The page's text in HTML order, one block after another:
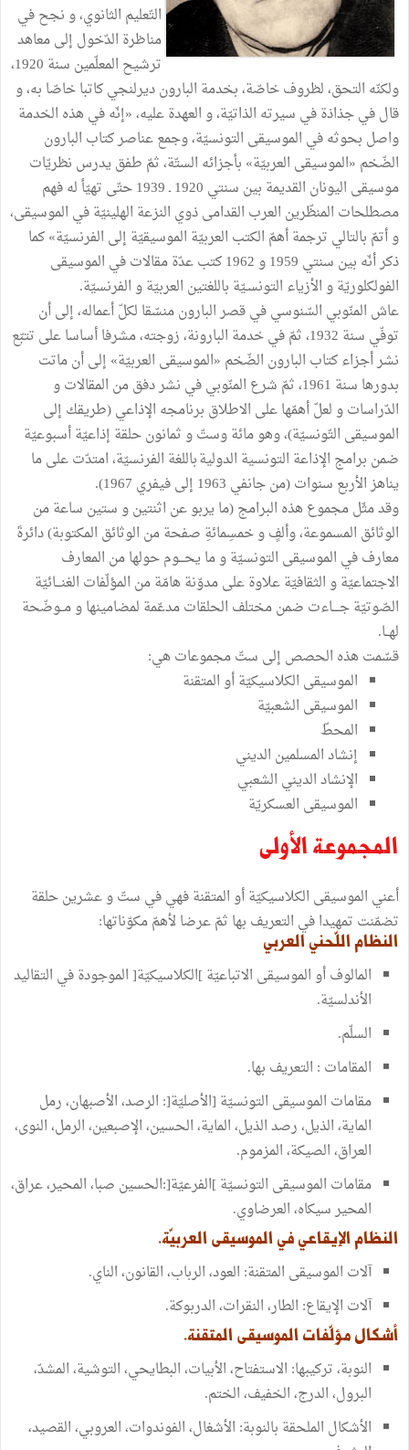
التّعليم الثانوي، و نجح في
مناظرة الدّخول إلى معاهد
ترشيح المعلّمين سنة 1920،
ولكنّه التحق، لظروف خاصّة، بخدمة البارون ديرلنجي كاتبا خاصّا به، و
قال في جذاذة في سيرته الذاتيّة، و العهدة عليه، «إنّه في هذه الخدمة
واصل بحوثه في الموسيقى التونسيّة، وجمع عناصر كتاب البارون
الضّخم «الموسيقى العربيّة» بأجزائه الستّة، ثمّ طفق يدرس نظريّات
موسيقى اليونان القديمة بين سنتي 1920 ـ 1939 حتّى تهيّأ له فهم
مصطلحات المنظّرين العرب القدامى ذوي النزعة الهلينيّة في الموسيقى،
و أتمّ بالتالي ترجمة أهمّ الكتب العربيّة الموسيقيّة إلى الفرنسيّة» كما
ذكر أنّه بين سنتي 1959 و 1962 كتب عدّة مقالات في الموسيقى
الفولكلوريّة و الأزياء التونسـيّة باللغتين العربيّة و الفرنسيّة.
عاش المنّوبي السّنوسي في قصر البارون منسّقا لكلّ أعماله، إلى أن
توفّي سنة 1932، ثمّ في خدمة البارونة، زوجته، مشرفا أساسا على تتبّع
نشر أجزاء كتاب البارون الضّخم «الموسيقى العربيّة» إلى أن ماتت
بدورها سنة 1961، ثمّ شرع المنّوبي في نشر دفق من المقالات و
الدّراسات و لعلّ أهمّها على الاطلاق برنامجه الإذاعي (طريقك إلى
الموسيقى التّونسيّة)، وهو مائة وستّ و ثمانون حلقة إذاعيّة أسبوعيّة
ضمن برامج الإذاعة التونسية الدولية باللغة الفرنسيّة، امتدّت على ما
يناهز الأربع سنوات (من جانفي 1963 إلى فيفري 1967).
وقد مثّل مجموع هذه البرامج (ما يربو عن اثنتين و ستين ساعة من
الوثائق المسموعة، وألفٍ و خمسِمائةِ صفحة من الوثائق المكتوبة) دائرةَ
معارف في الموسيقى التونسيّة و ما يحـــوم حولها من المعارف
الاجتماعيّة و الثقافيّة علاوة على مدوّنة هامّة من المؤلّفات الغنـــائيّة
الصّوتيّة جــــاءت ضمن مختلف الحلقات مدعّمة لمضامينها و مــوضّحة
لهــا.
قسّمت هذه الحصص إلى ستّ مجموعات هي:
الموسيقى الكلاسيكيّة أو المتقنة
الموسيقى الشعبيّة
المحطّ
إنشاد المسلمين الديني
الإنشاد الديني الشعبي
الموسيقى العسكريّة
المجموعة الأولى
أعني الموسيقى الكلاسيكيّة أو المتقنة فهي في ستّ و عشرين حلقة
تضمّنت تمهيدا في التعريف بها ثمّ عرضا لأهمّ مكوّناتها:
النظام اللّحني العربي
المالوف أو الموسيقى الاتباعيّة ]الكلاسيكيّة[ الموجودة في التقاليد
الأندلسيّة.
السلّم.
المقامات : التعريف بها.
مقامات الموسيقى التونسيّة [الأصليّة[: الرصد، الأصبهان، رمل
الماية، الذيل، رصد الذيل، الماية، الحسين، الإصبعين، الرمل، النوى،
العراق، الصيكة، المزموم.
مقامات الموسيقى التونسيّة ]الفرعيّة[:الحسين صبا، المحير، عراق،
المحير سيكاه، العرضاوي.
النظام الإيقاعي في الموسيقى العربيّة.
آلات الموسيقى المتقنة: العود، الرباب، القانون، الناي.
آلات الإيقاع: الطار، النقرات، الدربوكة.
أشكال مؤلّفات الموسيقى المتقنة.
النوبة، تركيبها: الاستفتاح، الأبيات، البطايحي، التوشية، المشدّ،
البرول، الدرج، الخفيف، الختم.
الأشكال الملحقة بالنوبة: الأشغال، الفوندوات، العروبي، القصيد،